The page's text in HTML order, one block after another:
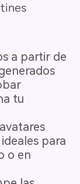
a partir de
tu
para
o en